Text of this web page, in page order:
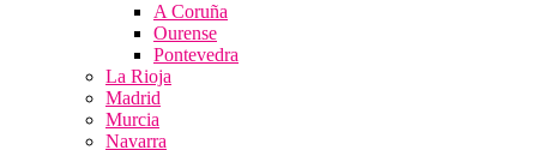
A Coruña
Ourense
Pontevedra
La Rioja
Madrid
Murcia
Navarra